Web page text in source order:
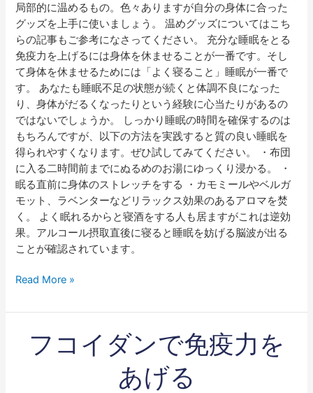
局部的に温めるもの。色々ありますが自分の身体に合った
グッズを上手に使いましょう。 温めグッズについてはこち
らの記事もご参考になさってください。 充分な睡眠をとる
免疫力を上げるには身体を休ませることが一番です。そし
て身体を休ませるためには「よく寝ること」睡眠が一番で
す。 あなたも睡眠不足の状態が続くと体調不良になった
り、身体がだるくなったりという経験に心当たりがあるの
ではないでしょうか。 しっかり睡眠の時間を確保するのは
もちろんですが、以下の方法を実践すると質の良い睡眠を
得られやすくなります。ぜひ試してみてください。 ・布団
に入る二時間前までにぬるめのお湯にゆっくり浸かる。 ・
眠る直前に身体のストレッチをする ・カモミールやベルガ
モット、ラベンターなどリラックス効果のあるアロマを焚
く。 よく眠れるからと寝酒をする人も居ますがこれは逆効
果。アルコール摂取直後に寝ると睡眠を妨げる脳波が出る
ことが確認されています。
Read More »
フコイダンで免疫力を
あげる